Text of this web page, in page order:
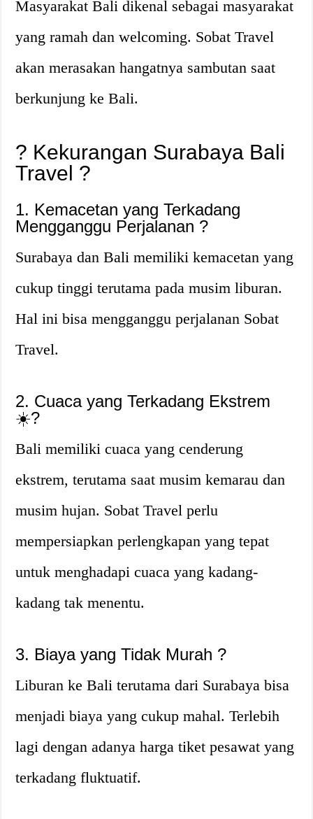
Masyarakat Bali dikenal sebagai masyarakat
yang ramah dan welcoming. Sobat Travel
akan merasakan hangatnya sambutan saat
berkunjung ke Bali.
? Kekurangan Surabaya Bali
Travel ?
1. Kemacetan yang Terkadang
Mengganggu Perjalanan ?
Surabaya dan Bali memiliki kemacetan yang
cukup tinggi terutama pada musim liburan.
Hal ini bisa mengganggu perjalanan Sobat
Travel.
2. Cuaca yang Terkadang Ekstrem
☀️?️
Bali memiliki cuaca yang cenderung
ekstrem, terutama saat musim kemarau dan
musim hujan. Sobat Travel perlu
mempersiapkan perlengkapan yang tepat
untuk menghadapi cuaca yang kadang-
kadang tak menentu.
3. Biaya yang Tidak Murah ?
Liburan ke Bali terutama dari Surabaya bisa
menjadi biaya yang cukup mahal. Terlebih
lagi dengan adanya harga tiket pesawat yang
terkadang fluktuatif.